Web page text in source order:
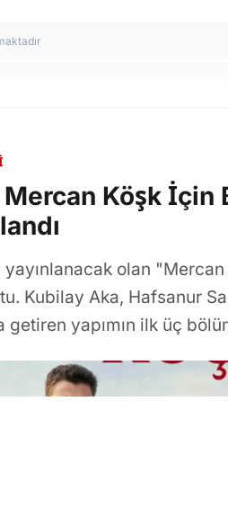
Köşk İçin
yayınlanacak olan
Kubilay Aka, Hafsanur
yapımın ilk üç